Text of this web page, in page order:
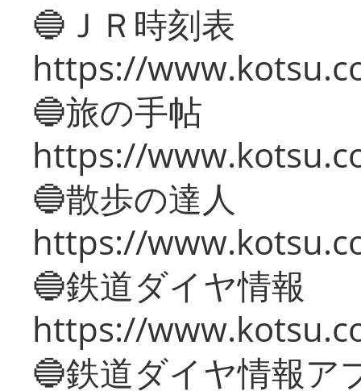
🔵ＪＲ時刻表
https://
🔵旅の手帖
https://
🔵散歩の達人
https://
🔵鉄道ダイヤ情報
https://
🔵鉄道ダイヤ情報ア